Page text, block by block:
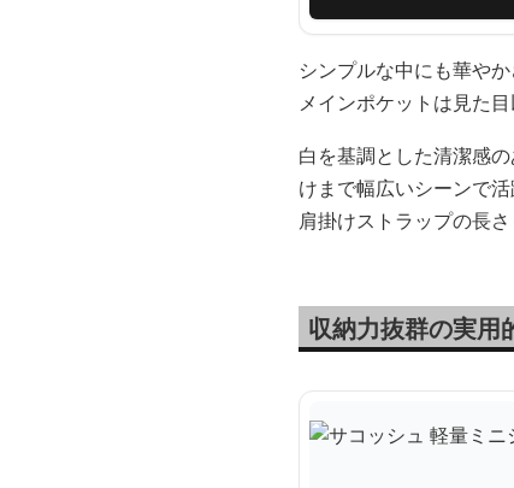
シンプルな中にも華や
メインポケットは見た
白を基調とした清潔感
けまで幅広いシーンで活
肩掛けストラップの長
収納力抜群の実用